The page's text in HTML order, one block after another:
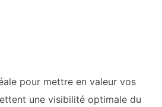
pour mettre en valeur vos
une visibilité optimale du